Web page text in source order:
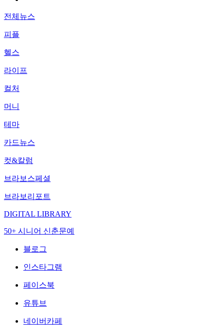
전체뉴스
피플
헬스
라이프
컬처
머니
테마
카드뉴스
컷&칼럼
브라보스페셜
브라보리포트
DIGITAL LIBRARY
50+ 시니어 신춘문예
블로그
인스타그램
페이스북
유튜브
네이버카페